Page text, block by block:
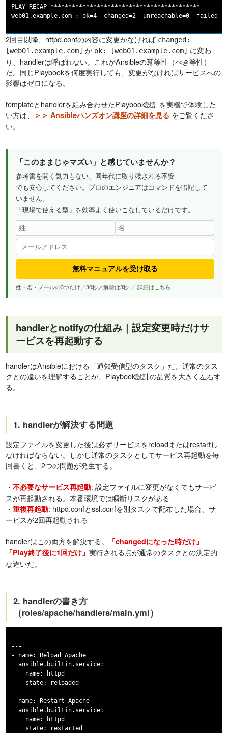
PLAY RECAP ******************************************
2回目以降、httpd.confの内容に変更がなければ changed:
[web01.example.com] が ok: [web01.example.com] に変わ
り、handlerは呼ばれない。これがAnsibleの冪等性（べき等性）
だ。同じPlaybookを何度実行しても、変更がなければサービスへの
影響はゼロになる。
templateとhandlerを組み合わせたPlaybook設計を実機で体験した
い方は、
＞＞ Ansibleハンズオン講座の詳細を見る をご覧くださ
い。
「このままじゃマズい」と感じていませんか？
参考書を開く気力もない、同年代に取り残される不安——
でも安心してください。プロのエンジニアはコマンドを暗記して
いません。
「現場で使える型」を効率よく使いこなしているだけです。
無料マニュアルを受け取る
姓・名・メールの3つだけ／30秒／解除は3秒 ／詳細はこちら
handlerとnotifyの仕組み｜設定変更時だけサ
ービスを再起動する
handlerはAnsibleにおける「通知受信型のタスク」だ。通常のタス
クとの違いを理解することが、Playbook設計の品質を大きく左右す
る。
1. handlerが解決する問題
設定ファイルを変更した後は必ずサービスをreloadまたはrestartし
なければならない。しかし通常のタスクとしてサービス再起動を毎
回書くと、2つの問題が発生する。
・不必要なサービス再起動: 設定ファイルに変更がなくてもサービ
スが再起動される。本番環境では瞬断リスクがある
・重複再起動: httpd.confとssl.confを別タスクで配布した場合、サ
ービスが2回再起動される
handlerはこの両方を解決する。
「changedになった時だけ」
「Play終了後に1回だけ」実行される点が通常のタスクとの決定的
な違いだ。
2. handlerの書き方
（roles/apache/handlers/main.yml）
---
- name: Reload Apache
  ansible.builtin.service:
    name: httpd
    state: reloaded
- name: Restart Apache
  ansible.builtin.service:
    name: httpd